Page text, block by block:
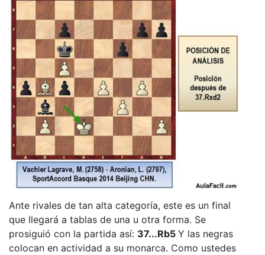
Ante rivales de tan alta categoría, este es un final
que llegará a tablas de una u otra forma. Se
prosiguió con la partida así: 37...Rb5 Y las negras
colocan en actividad a su monarca. Como ustedes